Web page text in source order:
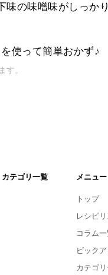
味の味噌味がしっか
使って簡単おかず♪
す。
カテゴリ一覧 メニュー
トップ
レシピリ
コラム
ピック
カテゴ